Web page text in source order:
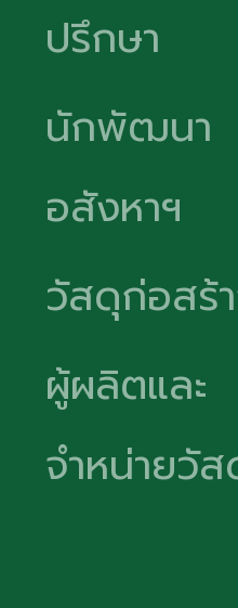
ปรึกษา
นักพัฒนา
อสังหาฯ
วัสดุก่อสร้
ผู้ผลิตและ
จำหน่ายวั